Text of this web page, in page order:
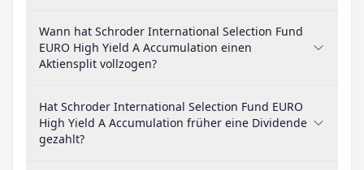
Wann hat Schroder International Selection Fund
EURO High Yield A Accumulation einen
Aktiensplit vollzogen?
Hat Schroder International Selection Fund EURO
High Yield A Accumulation früher eine Dividende
gezahlt?